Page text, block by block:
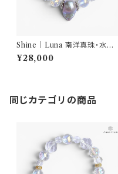
Shine｜Luna 南洋真珠・水晶
ブレスレット｜AQUARYLIS
¥28,000
同じカテゴリの商品